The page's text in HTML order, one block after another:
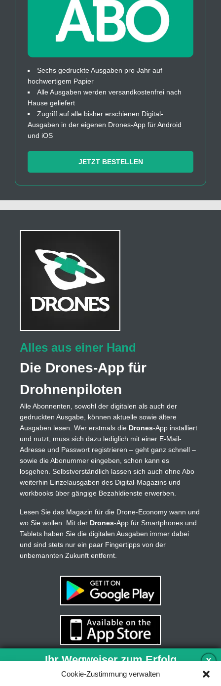
Cookie-Zustimmung verwalten
Sechs gedruckte Ausgaben pro Jahr auf
hochwertigem Papier
Alle Ausgaben werden versandkostenfrei nach
Hause geliefert
Zugriff auf alle bisher erschienen Digital-
Ausgaben in der eigenen Drones-App für Android
und iOS
JETZT BESTELLEN
Alles aus einer Hand
Die Drones-App für
Drohnenpiloten
Alle Abonnenten, sowohl der digitalen als auch der
gedruckten Ausgabe, können aktuelle sowie ältere
Ausgaben lesen. Wer erstmals die Drones-App installiert
und nutzt, muss sich dazu lediglich mit einer E-Mail-
Adresse und Passwort registrieren – geht ganz schnell –
sowie die Abonummer eingeben, schon kann es
losgehen. Selbstverständlich lassen sich auch ohne Abo
weiterhin Einzelausgaben des Digital-Magazins und
workbooks über gängige Bezahldienste erwerben.
Lesen Sie das Magazin für die Drone-Economy wann und
wo Sie wollen. Mit der Drones-App für Smartphones und
Tablets haben Sie die digitalen Ausgaben immer dabei
und sind stets nur ein paar Fingertipps von der
unbemannten Zukunft entfernt.
X
Ihr Wegweiser zum Erfolg